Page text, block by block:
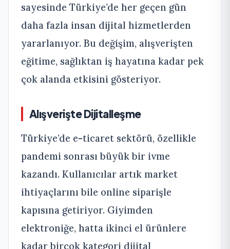
sayesinde Türkiye’de her geçen gün
daha fazla insan dijital hizmetlerden
yararlanıyor. Bu değişim, alışverişten
eğitime, sağlıktan iş hayatına kadar pek
çok alanda etkisini gösteriyor.
Alışverişte Dijitalleşme
Türkiye’de e-ticaret sektörü, özellikle
pandemi sonrası büyük bir ivme
kazandı. Kullanıcılar artık market
ihtiyaçlarını bile online siparişle
kapısına getiriyor. Giyimden
elektroniğe, hatta ikinci el ürünlere
kadar birçok kategori dijital